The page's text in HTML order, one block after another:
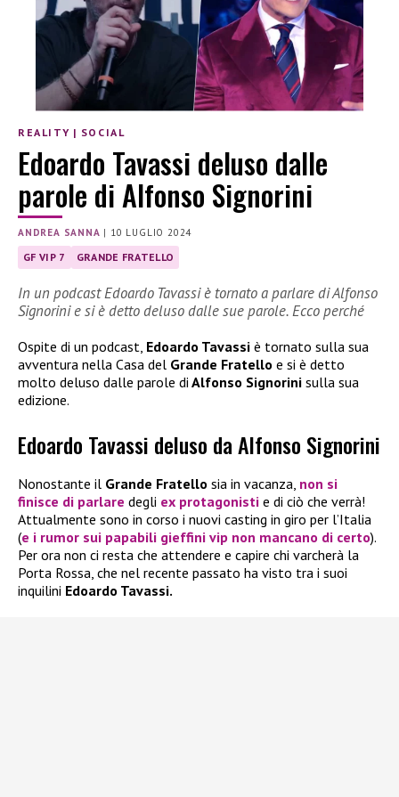
REALITY | SOCIAL
Edoardo Tavassi deluso dalle
parole di Alfonso Signorini
ANDREA SANNA | 10 LUGLIO 2024
GF VIP 7 GRANDE FRATELLO
In un podcast Edoardo Tavassi è tornato a parlare di Alfonso
Signorini e si è detto deluso dalle sue parole. Ecco perché
Ospite di un podcast, Edoardo Tavassi è tornato sulla sua
avventura nella Casa del Grande Fratello e si è detto
molto deluso dalle parole di Alfonso Signorini sulla sua
edizione.
Edoardo Tavassi deluso da Alfonso Signorini
Nonostante il Grande Fratello sia in vacanza, non si
finisce di parlare degli ex protagonisti e di ciò che verrà!
Attualmente sono in corso i nuovi casting in giro per l’Italia
(e i rumor sui papabili gieffini vip non mancano di certo).
Per ora non ci resta che attendere e capire chi varcherà la
Porta Rossa, che nel recente passato ha visto tra i suoi
inquilini Edoardo Tavassi.